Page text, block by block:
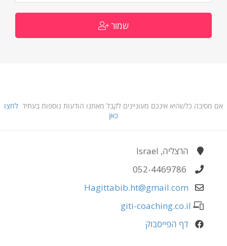
שמור
אם מסיבה כלשהיא אינכם מעוניינים לקבל מאתנו הודעות נוספות בעתיד לחצו
כאן
הרצליה, Israel
052-4469786
Hagittabib.ht@gmail.com
giti-coaching.co.il
דף הפייסבוק